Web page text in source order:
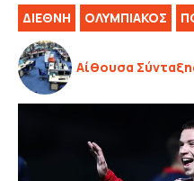
ΔΙΕΘΝΉ ΟΛΥΜΠΙΑΚΟΣ
Αίθουσα